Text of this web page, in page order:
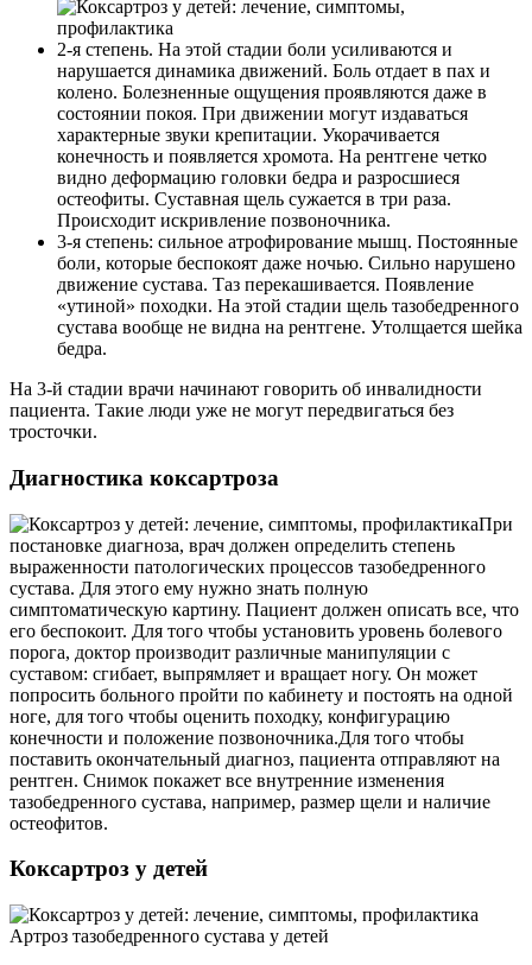
2-я степень. На этой стадии боли усиливаются и
нарушается динамика движений. Боль отдает в пах и
колено. Болезненные ощущения проявляются даже в
состоянии покоя. При движении могут издаваться
характерные звуки крепитации. Укорачивается
конечность и появляется хромота. На рентгене четко
видно деформацию головки бедра и разросшиеся
остеофиты. Суставная щель сужается в три раза.
Происходит искривление позвоночника.
3-я степень: сильное атрофирование мышц. Постоянные
боли, которые беспокоят даже ночью. Сильно нарушено
движение сустава. Таз перекашивается. Появление
«утиной» походки. На этой стадии щель тазобедренного
сустава вообще не видна на рентгене. Утолщается шейка
бедра.
На 3-й стадии врачи начинают говорить об инвалидности
пациента. Такие люди уже не могут передвигаться без
тросточки.
Диагностика коксартроза
При
постановке диагноза, врач должен определить степень
выраженности патологических процессов тазобедренного
сустава. Для этого ему нужно знать полную
симптоматическую картину. Пациент должен описать все, что
его беспокоит. Для того чтобы установить уровень болевого
порога, доктор производит различные манипуляции с
суставом: сгибает, выпрямляет и вращает ногу. Он может
попросить больного пройти по кабинету и постоять на одной
ноге, для того чтобы оценить походку, конфигурацию
конечности и положение позвоночника.Для того чтобы
поставить окончательный диагноз, пациента отправляют на
рентген. Снимок покажет все внутренние изменения
тазобедренного сустава, например, размер щели и наличие
остеофитов.
Коксартроз у детей
Артроз тазобедренного сустава у детей